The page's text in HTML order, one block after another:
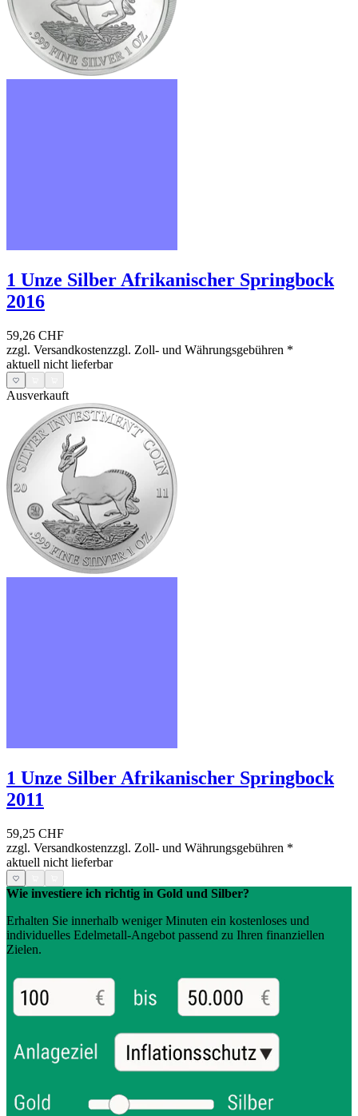
1 Unze Silber Afrikanischer Springbock
2016
59,26 CHF
zzgl. Versandkostenzzgl. Zoll- und Währungsgebühren *
aktuell nicht lieferbar
Ausverkauft
1 Unze Silber Afrikanischer Springbock
2011
59,25 CHF
zzgl. Versandkostenzzgl. Zoll- und Währungsgebühren *
aktuell nicht lieferbar
Wie investiere ich richtig in Gold und Silber?
Erhalten Sie innerhalb weniger Minuten ein kostenloses und
individuelles Edelmetall-Angebot passend zu Ihren finanziellen
Zielen.